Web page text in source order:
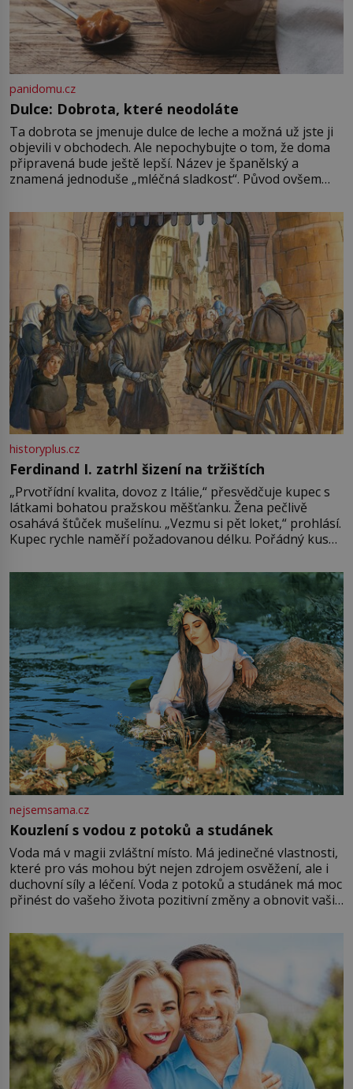
panidomu.cz
Dulce: Dobrota, které neodoláte
Ta dobrota se jmenuje dulce de leche a možná už jste ji
objevili v obchodech. Ale nepochybujte o tom, že doma
připravená bude ještě lepší. Název je španělský a
znamená jednoduše „mléčná sladkost“. Původ ovšem
pře hned několik latinskoamerických zemí a k tomu
Francie, kde se traduje,
historyplus.cz
Ferdinand I. zatrhl šizení na tržištích
„Prvotřídní kvalita, dovoz z Itálie,“ přesvědčuje kupec s
látkami bohatou pražskou měšťanku. Žena pečlivě
osahává štůček mušelínu. „Vezmu si pět loket,“ prohlásí.
Kupec rychle naměří požadovanou délku. Pořádný kus
milostpaní. Stačí jenom na sukni,“ zhodnotí švadlena
množství růžového mušelínu. „Ošidili vás, podívejte.“
nejsemsama.cz
Kouzlení s vodou z potoků a studánek
Voda má v magii zvláštní místo. Má jedinečné vlastnosti,
které pro vás mohou být nejen zdrojem osvěžení, ale i
duchovní síly a léčení. Voda z potoků a studánek má moc
přinést do vašeho života pozitivní změny a obnovit vaši
můžete obohatit své rituály a přinést do svého života
větší harmonii a klid. Je důležité